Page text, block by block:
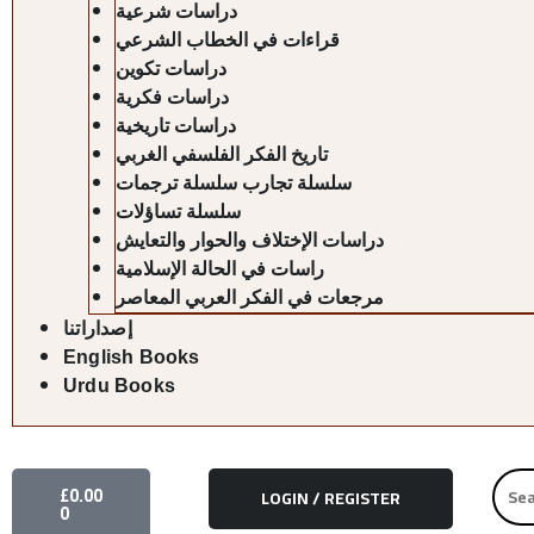
دراسات شرعية
قراءات في الخطاب الشرعي
دراسات تكوين
دراسات فكرية
دراسات تاريخية
تاريخ الفكر الفلسفي الغربي
سلسلة تجارب سلسلة ترجمات
سلسلة تساؤلات
دراسات الإختلاف والحوار والتعايش
راسات في الحالة الإسلامية
مرجعات في الفكر العربي المعاصر
إصداراتنا
English Books
Urdu Books
£0.00
0
CART
LOGIN / REGISTER
for: